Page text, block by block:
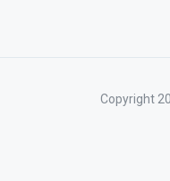
Copyright